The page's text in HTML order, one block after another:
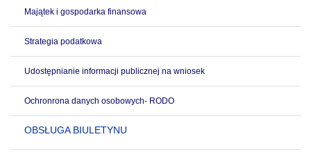
Majątek i gospodarka finansowa
Strategia podatkowa
Udostępnianie informacji publicznej na wniosek
Ochronrona danych osobowych- RODO
OBSŁUGA BIULETYNU